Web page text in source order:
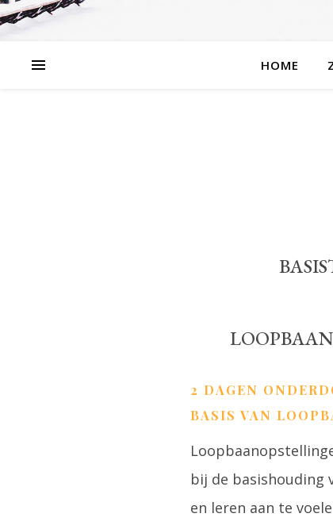
HOME
2 DAGEN
BASIS VAN
bij de basishouding
en leren aan te